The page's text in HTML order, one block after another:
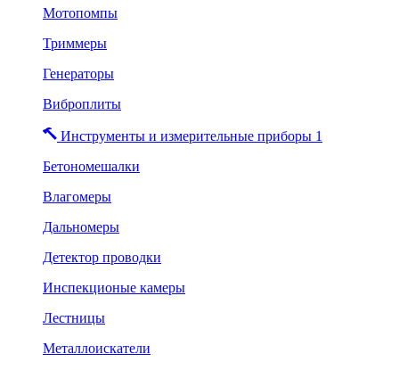
Мотопомпы
Триммеры
Генераторы
Виброплиты
Инструменты и измерительные приборы 1
Бетономешалки
Влагомеры
Дальномеры
Детектор проводки
Инспекционые камеры
Лестницы
Металлоискатели